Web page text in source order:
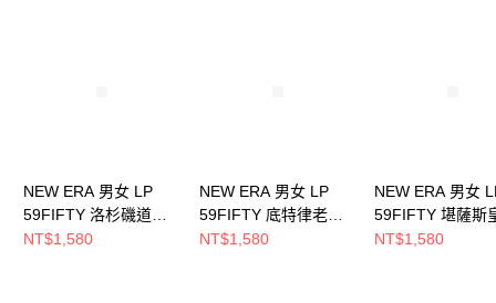
NEW ERA 男女 LP
59FIFTY 洛杉磯道奇
NE70360647
NT$1,580
NEW ERA 男女 LP
59FIFTY 底特律老虎
NE70654432
NT$1,580
NEW ERA 男女
59FIFTY 堪薩斯
NE70360646
NT$1,580